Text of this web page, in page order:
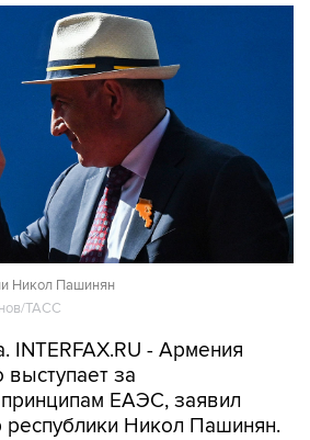
Никол Пашинян
ТАСС
INTERFAX.RU - Армения
выступает за
ЕАЭС, заявил
республики Никол Пашинян.